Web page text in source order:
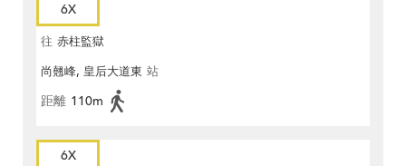
6X
往 赤柱監獄
尚翹峰, 皇后大道東 站
距離 110m
6X